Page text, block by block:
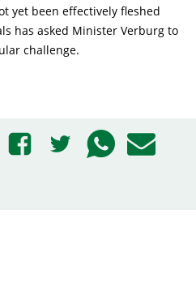
yet been effectively fleshed
has asked Minister Verburg to
challenge.